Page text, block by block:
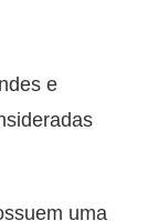
e
uma